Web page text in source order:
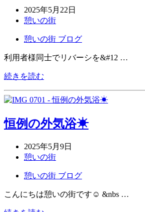
2025年5月22日
憩いの街
憩いの街 ブログ
利用者様同士でリバーシを&#12 …
続きを読む
恒例の外気浴☀
2025年5月9日
憩いの街
憩いの街 ブログ
こんにちは憩いの街です☺ &nbs …